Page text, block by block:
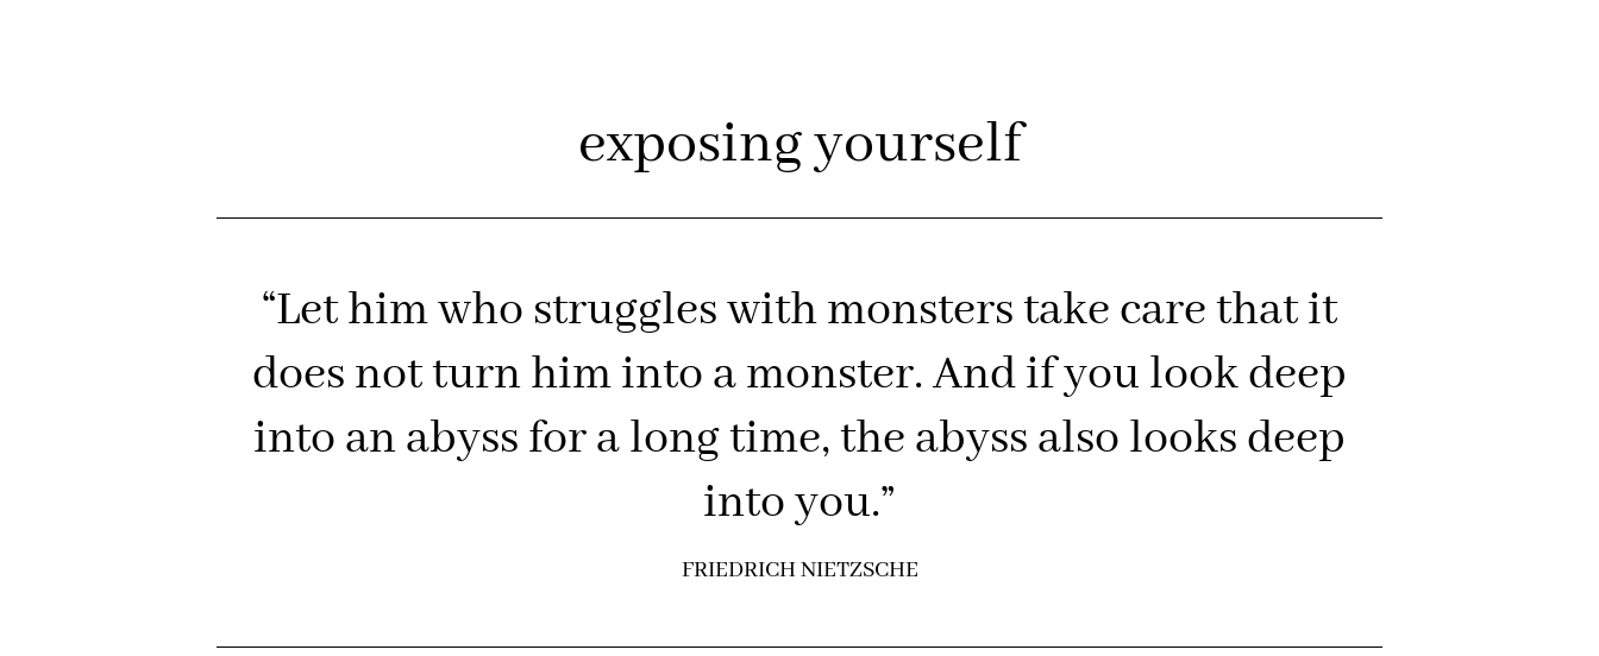
exposing yourself
“Let him who struggles with monsters take care that it
does not turn him into a monster. And if you look deep
into an abyss for a long time, the abyss also looks deep
into you.”
FRIEDRICH NIETZSCHE